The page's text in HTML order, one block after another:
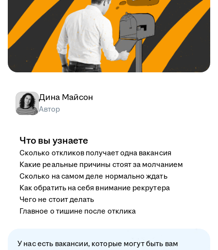
Дина Майсон
Автор
Что вы узнаете
Сколько откликов получает одна вакансия
Какие реальные причины стоят за молчанием
Сколько на самом деле нормально ждать
Как обратить на себя внимание рекрутера
Чего не стоит делать
Главное о тишине после отклика
У нас есть вакансии, которые могут быть вам